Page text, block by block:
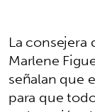
La consejera
Marlene
señalan que
para que